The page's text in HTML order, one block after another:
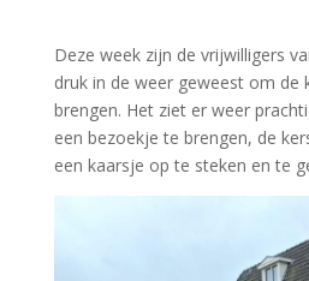
Deze week zijn de vrijwilligers
druk in de weer geweest om de
brengen. Het ziet er weer
een bezoekje te brengen, de
een kaarsje op te steken en te